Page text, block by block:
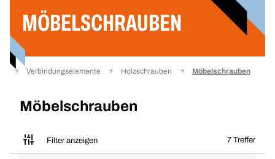
MÖBELSCHRAUBEN
Verbindungselemente Holzschrauben Möbelschrauben
Möbelschrauben
Filter anzeigen 7 Treffer
Filter